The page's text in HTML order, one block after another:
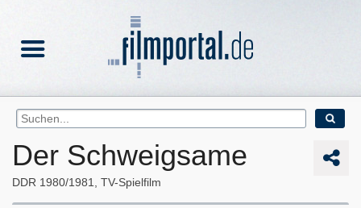
Der Schweigsame
DDR 1980/1981 TV-Spielfilm